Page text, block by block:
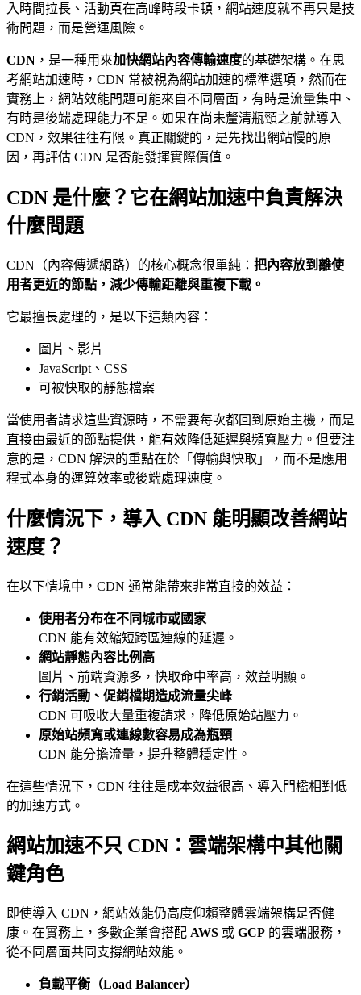
入時間拉長、活動頁在高峰時段卡頓，網站速度就不再只是技
術問題，而是營運風險。
CDN ，是一種用來加快網站內容傳輸速度的基礎架構。在思
考網站加速時，CDN 常被視為網站加速的標準選項，然而在
實務上，網站效能問題可能來自不同層面，有時是流量集中、
有時是後端處理能力不足。如果在尚未釐清瓶頸之前就導入
CDN，效果往往有限。真正關鍵的，是先找出網站慢的原
因，再評估 CDN 是否能發揮實際價值。
CDN 是什麼？它在網站加速中負責解決
什麼問題
CDN（內容傳遞網路）的核心概念很單純： 把內容放到離使
用者更近的節點，減少傳輸距離與重複下載。
它最擅長處理的，是以下這類內容：
圖片、影片
JavaScript、CSS
可被快取的靜態檔案
當使用者請求這些資源時，不需要每次都回到原始主機，而是
直接由最近的節點提供，能有效降低延遲與頻寬壓力。但要注
意的是，CDN 解決的重點在於「傳輸與快取」，而不是應用
程式本身的運算效率或後端處理速度。
什麼情況下，導入 CDN 能明顯改善網站
速度？
在以下情境中，CDN 通常能帶來非常直接的效益：
使用者分布在不同城市或國家
CDN 能有效縮短跨區連線的延遲。
網站靜態內容比例高
圖片、前端資源多，快取命中率高，效益明顯。
行銷活動、促銷檔期造成流量尖峰
CDN 可吸收大量重複請求，降低原始站壓力。
原始站頻寬或連線數容易成為瓶頸
CDN 能分擔流量，提升整體穩定性。
在這些情況下，CDN 往往是成本效益很高、導入門檻相對低
的加速方式。
網站加速不只 CDN：雲端架構中其他關
鍵角色
即使導入 CDN，網站效能仍高度仰賴整體雲端架構是否健
康。在實務上，多數企業會搭配 AWS 或 GCP 的雲端服務，
從不同層面共同支撐網站效能。
負載平衡（Load Balancer）